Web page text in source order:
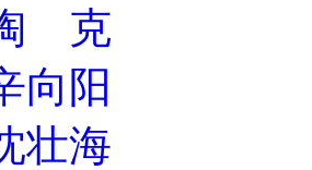
克
向阳
壮海